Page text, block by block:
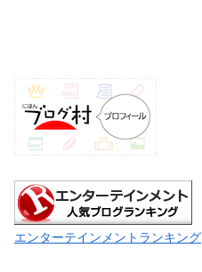
エンターテインメントランキング